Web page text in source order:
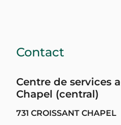
Contact
Centre de services
Chapel (central)
731 CROISSANT CHAPEL